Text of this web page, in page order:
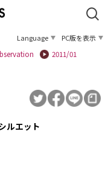
Language
PC版を表示
2011/01
ルエット